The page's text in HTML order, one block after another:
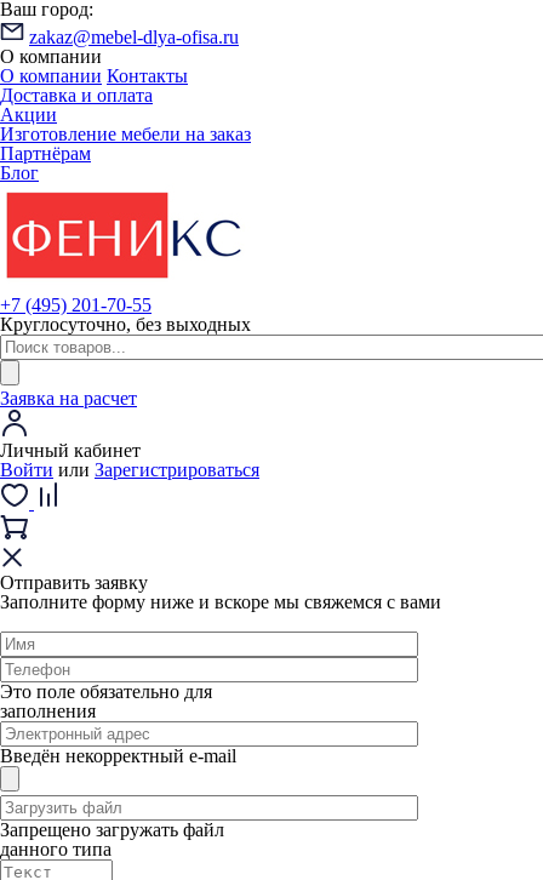
Ваш город:
zakaz@mebel-dlya-ofisa.ru
О компании
О компании Контакты
Доставка и оплата
Акции
Изготовление мебели на заказ
Партнёрам
Блог
+7 (495) 201-70-55
Круглосуточно, без выходных
Заявка на расчет
Личный кабинет
Войти или Зарегистрироваться
Отправить заявку
Заполните форму ниже и вскоре мы свяжемся с вами
Это поле обязательно для
заполнения
Введён некорректный e-mail
Запрещено загружать файл
данного типа